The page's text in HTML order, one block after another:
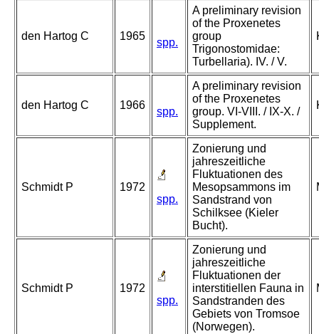
den Hartog C 1965
spp.
A preliminary revision
of the Proxenetes
group
Trigonostomidae:
Turbellaria). IV. / V.
den Hartog C 1966
spp.
A preliminary revision
of the Proxenetes
group. VI-VIII. / IX-X. /
Supplement.
Schmidt P
1972
spp.
Zonierung und
jahreszeitliche
Fluktuationen des
Mesopsammons im
Sandstrand von
Schilksee (Kieler
Bucht).
Schmidt P
1972
spp.
Zonierung und
jahreszeitliche
Fluktuationen der
interstitiellen Fauna in
Sandstranden des
Gebiets von Tromsoe
(Norwegen).